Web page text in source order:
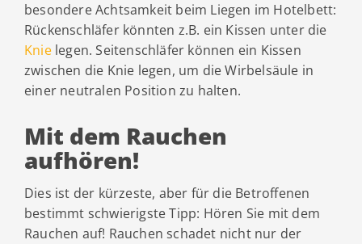
besondere Achtsamkeit beim Liegen im Hotelbett:
Rückenschläfer könnten z.B. ein Kissen unter die
Knielegen. Seitenschläfer können ein Kissen
zwischen die Knie legen, um die Wirbelsäule in
einer neutralen Position zu halten.
Mit dem Rauchen
aufhören!
Dies ist der kürzeste, aber für die Betroffenen
bestimmt schwierigste Tipp: Hören Sie mit dem
Rauchen auf! Rauchen schadet nicht nur der